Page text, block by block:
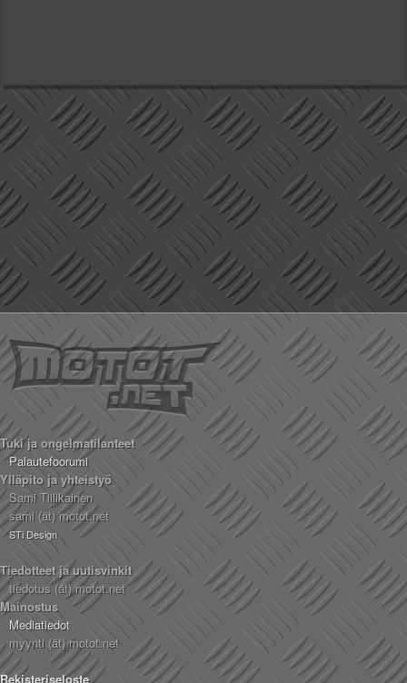
Tuki ja ongelmatilanteet
Palautefoorumi
Ylläpito ja yhteistyö
Sami Tiilikainen
sami (ät) motot.net
STi Design
Tiedotteet ja uutisvinkit
tiedotus (ät) motot.net
Mainostus
Mediatiedot
myynti (ät) motot.net
Rekisteriseloste